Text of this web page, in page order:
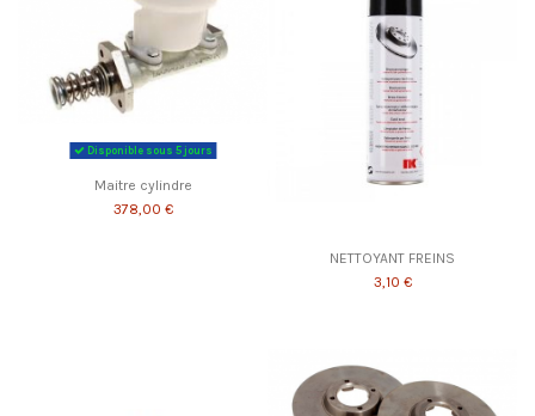
Disponible sous 5 jours
Maitre cylindre
378,00 €
NETTOYANT FREINS
3,10 €